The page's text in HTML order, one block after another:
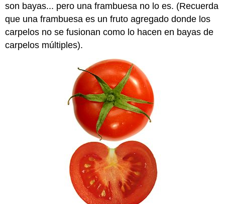
son bayas... pero una frambuesa no lo es. (Recuerda
que una frambuesa es un fruto agregado donde los
carpelos no se fusionan como lo hacen en bayas de
carpelos múltiples).